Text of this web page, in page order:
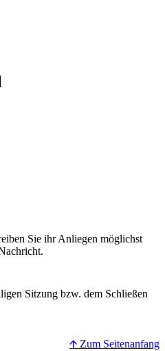
Sie ihr Anliegen möglichst
Sitzung bzw. dem Schließen
🡩 Zum Seitenanfang